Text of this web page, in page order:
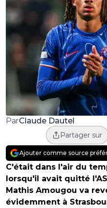
ParClaude Dautel
Partager sur
Ajouter comme source
C'était dans l'air du
lorsqu'il avait quitté
Mathis Amougou va
évidemment à